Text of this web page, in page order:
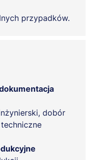
przypadków.
dobór